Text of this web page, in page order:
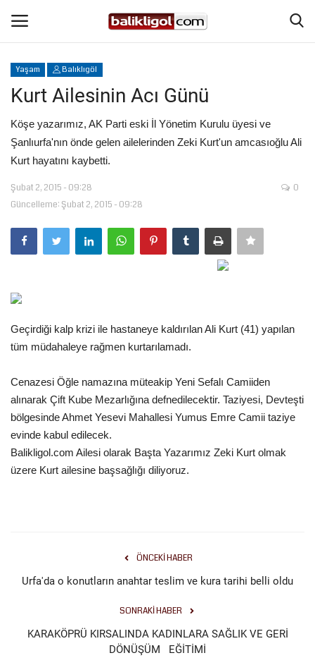
Giriş Yap
Anasayfa
Köşe Yazıları
Magazin
Şanlıurfa
Spor
Gündem
Tekno Bilim
Ekonomi
Siyaset
İletişim
Yaşam Balıklıgöl
Kurt Ailesinin Acı Günü
Köşe yazarımız, AK Parti eski İl Yönetim Kurulu üyesi ve
Şanlıurfa'nın önde gelen ailelerinden Zeki Kurt'un amcasıoğlu Ali
Kurt hayatını kaybetti.
Şubat 2, 2015 - 09:28
Güncelleme: Şubat 2, 2015 - 09:28
0
Geçirdiği kalp krizi ile hastaneye kaldırılan Ali Kurt (41) yapılan
tüm müdahaleye rağmen kurtarılamadı.
Cenazesi Öğle namazına müteakip Yeni Sefalı Camiiden
alınarak Çift Kube Mezarlığına defnedilecektir. Taziyesi, Devteşti
bölgesinde Ahmet Yesevi Mahallesi Yumus Emre Camii taziye
evinde kabul edilecek.
Balikligol.com Ailesi olarak Başta Yazarımız Zeki Kurt olmak
üzere Kurt ailesine başsağlığı diliyoruz.
ÖNCEKI HABER
Urfa'da o konutların anahtar teslim ve kura tarihi belli oldu
SONRAKI HABER
KARAKÖPRÜ KIRSALINDA KADINLARA SAĞLIK VE GERİ
DÖNÜŞÜM EĞİTİMİ